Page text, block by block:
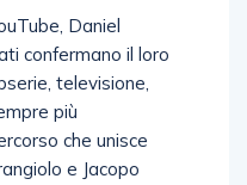
Daniel
confermano il loro
televisione,
più
che unisce
e Jacopo